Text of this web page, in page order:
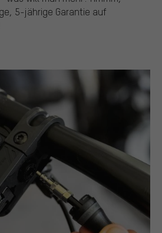
5-jährige Garantie auf